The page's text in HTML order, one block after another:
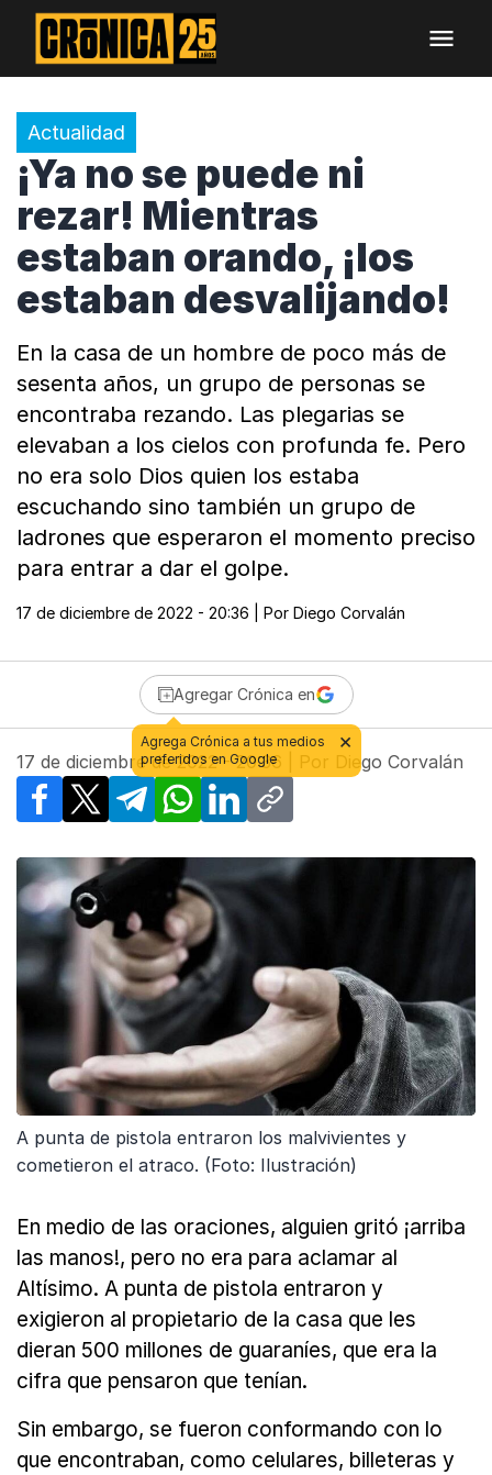
Actualidad
¡Ya no se puede ni
rezar! Mientras
estaban orando, ¡los
estaban desvalijando!
En la casa de un hombre de poco más de
sesenta años, un grupo de personas se
encontraba rezando. Las plegarias se
elevaban a los cielos con profunda fe. Pero
no era solo Dios quien los estaba
escuchando sino también un grupo de
ladrones que esperaron el momento preciso
para entrar a dar el golpe.
17 de diciembre de 2022 - 20:36 | Por Diego Corvalán
Agregar Crónica en
17 de diciembre de 2022 - 20:36 | Por Diego Corvalán
Facebook
X TelegramWhatsApp
LinkedInCopy link
A punta de pistola entraron los malvivientes y
cometieron el atraco. (Foto: Ilustración)
En medio de las oraciones, alguien gritó ¡arriba
las manos!, pero no era para aclamar al
Altísimo. A punta de pistola entraron y
exigieron al propietario de la casa que les
dieran 500 millones de guaraníes, que era la
cifra que pensaron que tenían.
Sin embargo, se fueron conformando con lo
que encontraban, como celulares, billeteras y